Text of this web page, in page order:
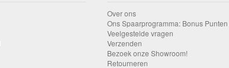
Over ons
Ons Spaarprogramma: Bonus Punten
Veelgestelde vragen
Verzenden
Bezoek onze Showroom!
Retourneren